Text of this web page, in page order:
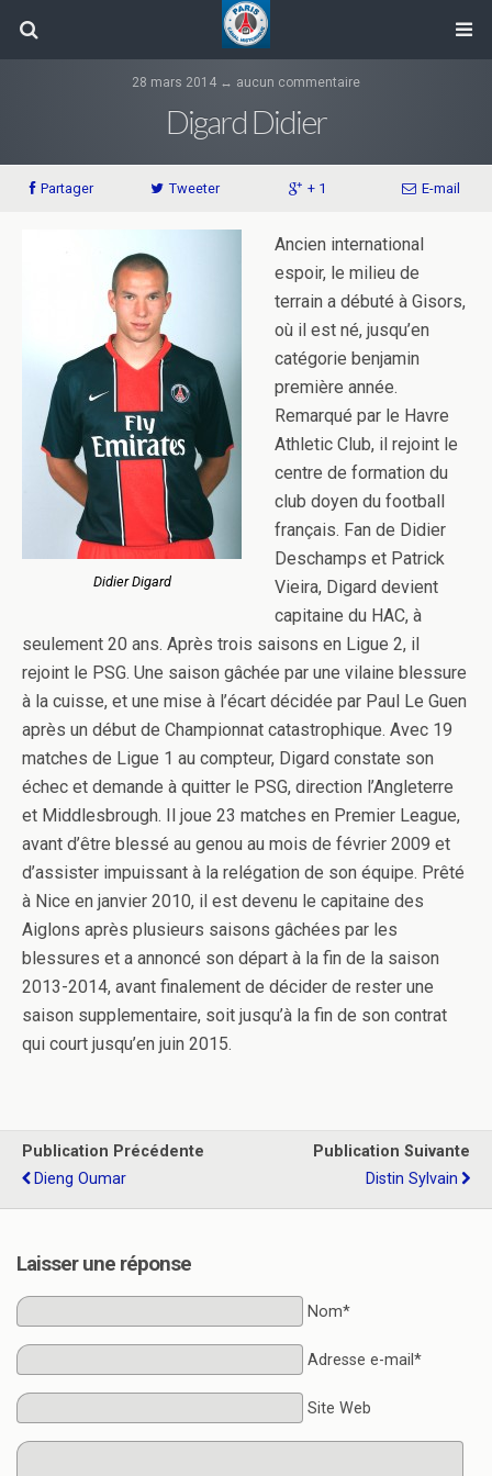
28 mars 2014 ↔ aucun commentaire
Digard Didier
Partager Tweeter + 1 E-mail
Didier Digard
Ancien international
espoir, le milieu de
terrain a débuté à Gisors,
où il est né, jusqu’en
catégorie benjamin
première année.
Remarqué par le Havre
Athletic Club, il rejoint le
centre de formation du
club doyen du football
français. Fan de Didier
Deschamps et Patrick
Vieira, Digard devient
capitaine du HAC, à
seulement 20 ans. Après trois saisons en Ligue 2, il
rejoint le PSG. Une saison gâchée par une vilaine blessure
à la cuisse, et une mise à l’écart décidée par Paul Le Guen
après un début de Championnat catastrophique. Avec 19
matches de Ligue 1 au compteur, Digard constate son
échec et demande à quitter le PSG, direction l’Angleterre
et Middlesbrough. Il joue 23 matches en Premier League,
avant d’être blessé au genou au mois de février 2009 et
d’assister impuissant à la relégation de son équipe. Prêté
à Nice en janvier 2010, il est devenu le capitaine des
Aiglons après plusieurs saisons gâchées par les
blessures et a annoncé son départ à la fin de la saison
2013-2014, avant finalement de décider de rester une
saison supplementaire, soit jusqu’à la fin de son contrat
qui court jusqu’en juin 2015.
Publication Précédente
Dieng Oumar
Publication Suivante
Distin Sylvain
Laisser une réponse
Nom*
Adresse e-mail*
Site Web